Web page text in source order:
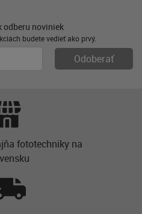
odberu noviniek
budete vedieť ako prvý.
fototechniky na